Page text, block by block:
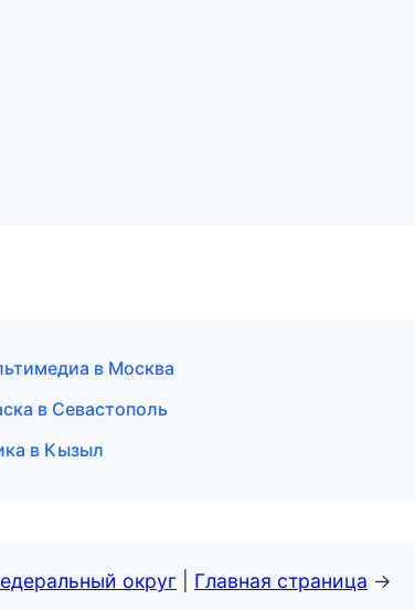
в Москва
в Севастополь
в Кызыл
округ Главная страница →